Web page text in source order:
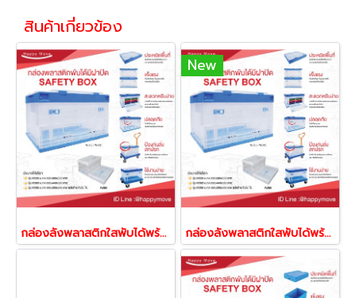
สินค้าเกี่ยวข้อง
กล่องลังพลาสติกใสพับได้พร้อมฝา เปิดด้านหน้าได้ กล่องเก็บของได้ กล่องพับได้ กล่องไม่เหม็น Happy Move
New
กล่องลังพลาสติกใสพับได้พร้อมฝา เปิดด้านหน้าได้ Happy Move 41820